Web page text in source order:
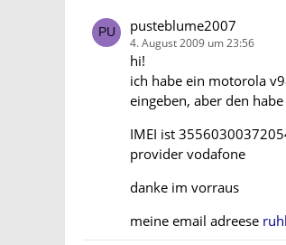
pusteblume2007
4. August 2009 um 23:56
hi!
ich habe ein motorola
eingeben, aber den
IMEI ist
provider vodafone
danke im vorraus
meine email adreese